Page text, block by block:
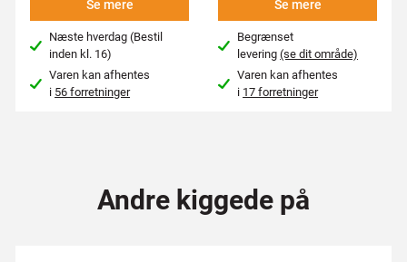
Se mere
Næste hverdag (Bestil
inden kl. 16)
Varen kan afhentes
i 56 forretninger
Se mere
Begrænset
levering(se dit område)
Varen kan afhentes
i 17 forretninger
Andre kiggede på